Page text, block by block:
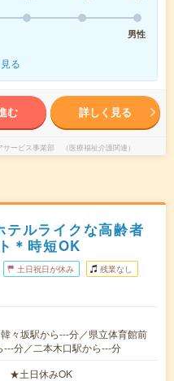
男性
る
む 詳しく見る
ービス事業部 （医療福祉介護関連）
テルライクな高齢者
＊時短OK
土日祝日が休み 残業なし
々坂駅から---分／県立体育館前
分／二本木口駅から---分
★土日休みOK